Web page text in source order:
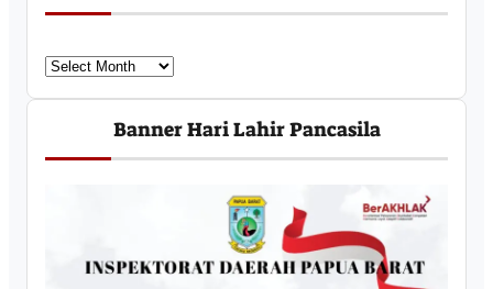
U
c
a
Banner Hari Lahir Pancasila